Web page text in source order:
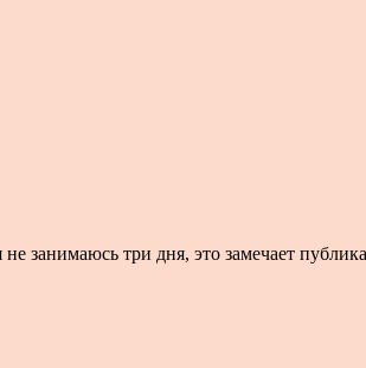
занимаюсь три дня, это замечает